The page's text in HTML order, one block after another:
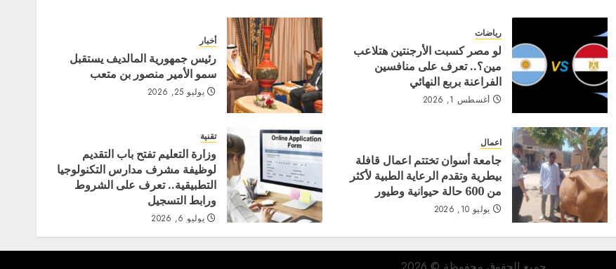
رياضات
لو مصر كسبت الأرجنتين هتلاعب
مين؟.. تعرف على منافسين
الفراعنة بربع النهائي
أغسطس 1, 2026
أخبار
رئيس جمهورية المالديف يستقبل
سمو الأمير منصور بن متعب
يوليو 25, 2026
اعمال
جامعة أسوان تختتم اعمال قافلة
بيطرية وتقدم الرعاية الطبية لأكثر
من 600 حالة حيوانية وطيور
يوليو 10, 2026
تقنية
وزارة التعليم تفتح باب التقديم
لوظيفة مشرف مدارس التكنولوجيا
التطبيقية.. تعرف على الشروط
ورابط التسجيل
يوليو 6, 2026